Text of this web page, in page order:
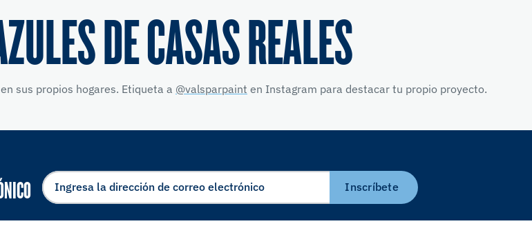
DE CASAS REALES
sus propios hogares. Etiqueta a @valsparpaint en Instagram para destacar tu propio proyecto.
Inscríbete